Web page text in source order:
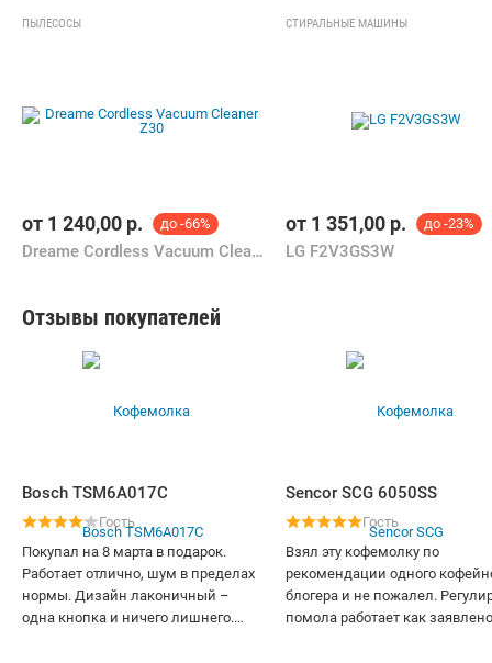
ПЫЛЕСОСЫ
от 1 240,00 р. до -66%
Dreame Cordless Vacuum Cleaner Z30
СТИРАЛЬНЫЕ МАШИНЫ
от 1 351,00 р. до -23%
LG F2V3GS3W
Отзывы покупателей
Bosch TSM6A017C
Гость
Покупал на 8 марта в подарок.
Работает отлично, шум в пределах
нормы. Дизайн лаконичный –
одна кнопка и ничего лишнего.
Sencor SCG 6050SS
Гость
Взял эту кофемолку по
рекомендации одного
блогера и не пожалел.
помола работает как